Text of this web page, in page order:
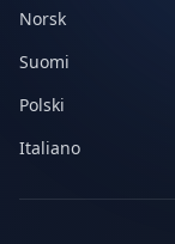
Norsk
Suomi
Polski
Italiano